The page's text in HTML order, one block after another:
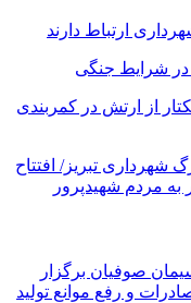
نقشه‌های تفکیکی ۵۹ هکتار از ارتش در کمربندی
شهرداری تبریز/ افتتاح
مردم شهیدپرور
صوفیان برگزار
و رفع موانع تولید